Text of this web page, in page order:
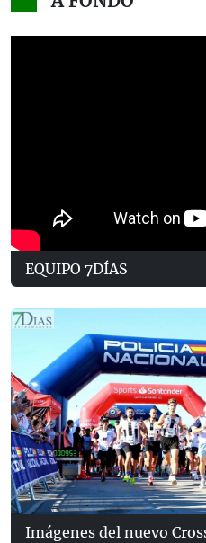
EQUIPO 7DÍAS
Imágenes del nuevo